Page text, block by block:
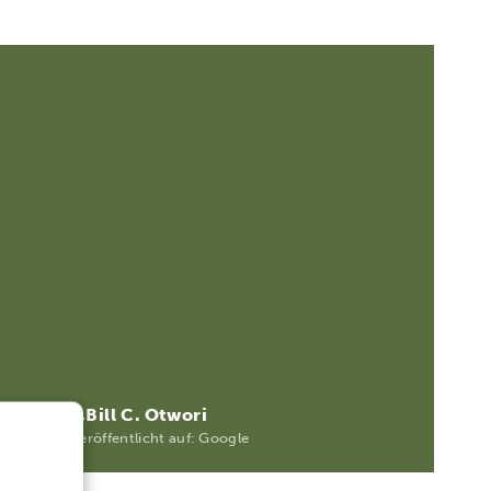
@Bill C. Otwori
Veröffentlicht auf: Google